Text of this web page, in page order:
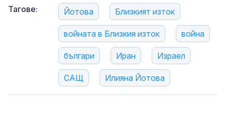
Тагове: Йотова Близкият изток
войната в Близкия изток война
българи Иран Израел
САЩ Илияна Йотова